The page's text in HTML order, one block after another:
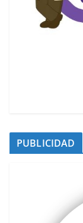
PUBLICIDAD